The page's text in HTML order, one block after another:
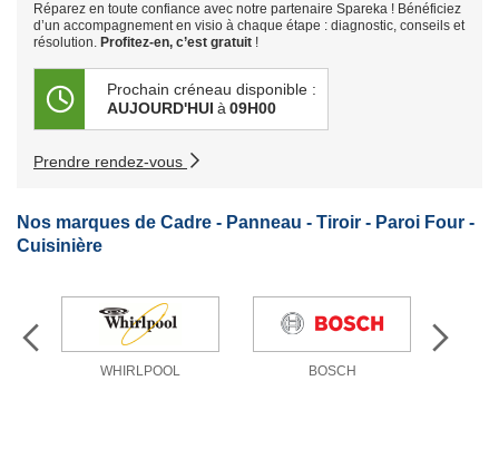
Réparez en toute confiance avec notre partenaire Spareka ! Bénéficiez
d’un accompagnement en visio à chaque étape : diagnostic, conseils et
résolution. Profitez-en, c’est gratuit !
Prochain créneau disponible :
AUJOURD'HUI à 09H00
Prendre rendez-vous
Nos marques de Cadre - Panneau - Tiroir - Paroi Four -
Cuisinière
WHIRLPOOL BOSCH